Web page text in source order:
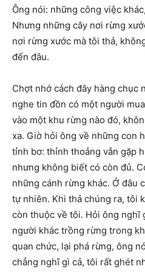
Ông nói: những công việc
Nhưng những cây nơi rừng
nơi rừng xước mà tôi thả,
đến đâu.
Chợt nhớ cách đây hàng chục
nghe tin đồn có một người
vào một khu rừng nào đó,
xa. Giờ hỏi ông về những con
tỉnh bơ: thỉnh thoảng vẫn gặp
nhưng không biết có còn đủ.
những cánh rừng khác. Ở đâu
tự nhiên. Khi thả chúng ra, tôi
còn thuộc về tôi. Hỏi ông nghĩ
người khác trồng rừng trong
quan chức, lại phá rừng, ông
chẳng nghĩ gì cả, tôi rất ghét